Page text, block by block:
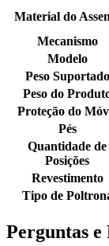
Material do
Mecanismo
Modelo
Peso Suportado
Peso do
Proteção do
Pés
Quantidade de
Posições
Revestimento
Tipo de
Perguntas e